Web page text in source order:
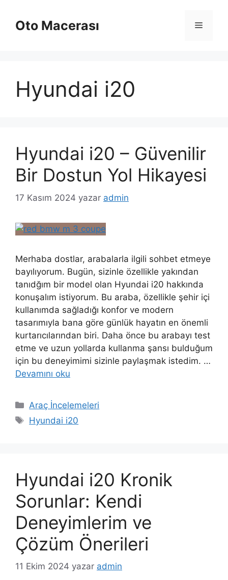
Oto Macerası Menü
Hyundai i20
Hyundai i20 – Güvenilir
Bir Dostun Yol Hikayesi
17 Kasım 2024 yazar admin
Merhaba dostlar, arabalarla ilgili sohbet etmeye
bayılıyorum. Bugün, sizinle özellikle yakından
tanıdğım bir model olan Hyundai i20 hakkında
konuşalım istiyorum. Bu araba, özellikle şehir içi
kullanımda sağladığı konfor ve modern
tasarımıyla bana göre günlük hayatın en önemli
kurtarıcılarından biri. Daha önce bu arabayı test
etme ve uzun yollarda kullanma şansı bulduğum
için bu deneyimimi sizinle paylaşmak istedim. …
Devamını oku
Kategoriler
Araç İncelemeleri
Etiketler
Hyundai i20
Hyundai i20 Kronik
Sorunlar: Kendi
Deneyimlerim ve
Çözüm Önerileri
11 Ekim 2024 yazar admin